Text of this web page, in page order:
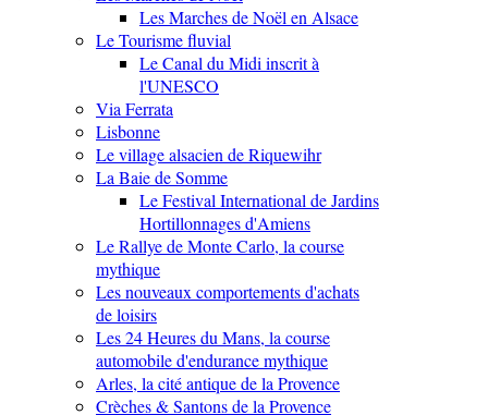
Les Marches de Noël en Alsace
Le Tourisme fluvial
Le Canal du Midi inscrit à
l'UNESCO
Via Ferrata
Lisbonne
Le village alsacien de Riquewihr
La Baie de Somme
Le Festival International de Jardins
Hortillonnages d'Amiens
Le Rallye de Monte Carlo, la course
mythique
Les nouveaux comportements d'achats
de loisirs
Les 24 Heures du Mans, la course
automobile d'endurance mythique
Arles, la cité antique de la Provence
Crèches & Santons de la Provence